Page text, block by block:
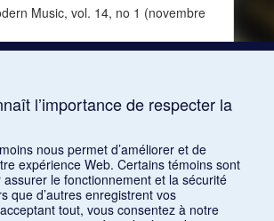
Music, vol. 14, no 1 (novembre
l’importance de respecter la
nous permet d’améliorer et de
expérience Web. Certains témoins sont
le fonctionnement et la sécurité
que d’autres enregistrent vos
tout, vous consentez à notre